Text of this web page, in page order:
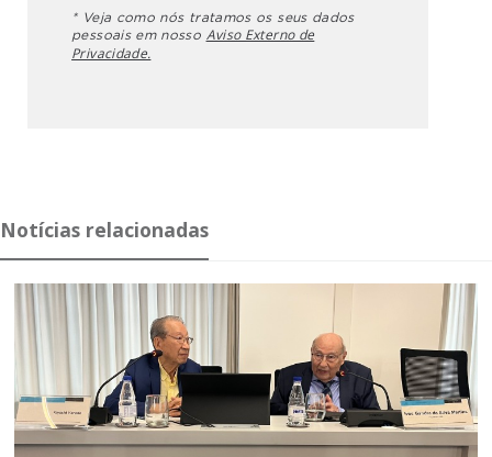
* Veja como nós tratamos os seus dados
pessoais em nosso Aviso Externo de
Privacidade.
Notícias relacionadas